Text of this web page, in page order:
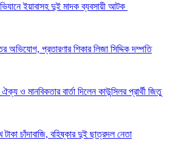
ইয়াবাসহ দুই মাদক ব্যবসায়ী আটক
অভিযোগ, প্রতারণার শিকার লিজা সিদ্দিক দম্পতি
ও মানবিকতার বার্তা দিলেন কাউন্সিলর প্রার্থী জিতু
টাকা চাঁদাবাজি, বহিষ্কার দুই ছাত্রদল নেতা